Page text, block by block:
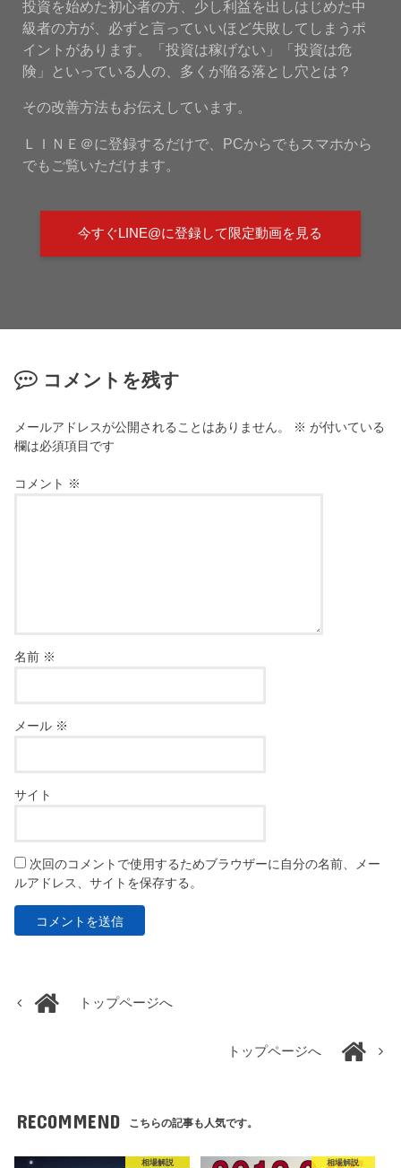
投資を始めた初心者の方、少し利益を出しはじめた中
級者の方が、必ずと言っていいほど失敗してしまうポ
イントがあります。「投資は稼げない」「投資は危
険」といっている人の、多くが陥る落とし穴とは？
その改善方法もお伝えしています。
ＬＩＮＥ＠に登録するだけで、PCからでもスマホから
でもご覧いただけます。
今すぐLINE@に登録して限定動画を見る
コメントを残す
メールアドレスが公開されることはありません。 ※ が付いている
欄は必須項目です
コメント ※
名前 ※
メール ※
サイト
次回のコメントで使用するためブラウザーに自分の名前、メー
ルアドレス、サイトを保存する。
トップページへ
トップページへ
RECOMMEND こちらの記事も人気です。
相場解説 相場解説